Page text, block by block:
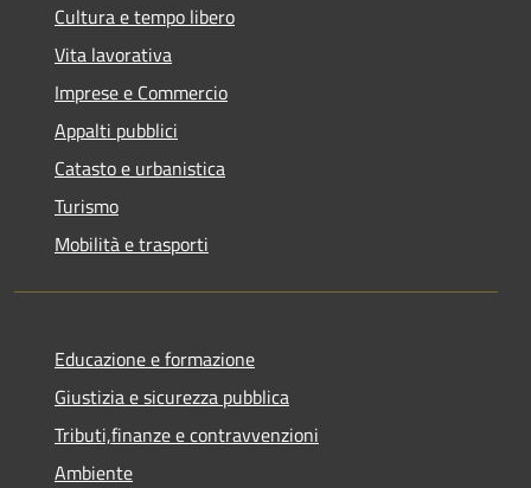
Cultura e tempo libero
Vita lavorativa
Imprese e Commercio
Appalti pubblici
Catasto e urbanistica
Turismo
Mobilità e trasporti
Educazione e formazione
Giustizia e sicurezza pubblica
Tributi,finanze e contravvenzioni
Ambiente